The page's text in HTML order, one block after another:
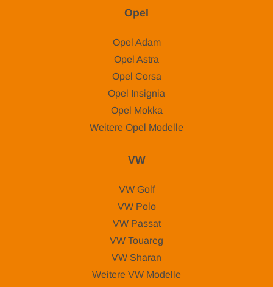
Opel
Opel Adam
Opel Astra
Opel Corsa
Opel Insignia
Opel Mokka
Weitere Opel Modelle
VW
VW Golf
VW Polo
VW Passat
VW Touareg
VW Sharan
Weitere VW Modelle